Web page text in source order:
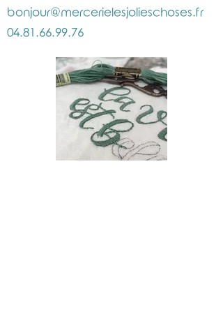
bonjour@mercerielesjolieschoses.fr
04.81.66.99.76